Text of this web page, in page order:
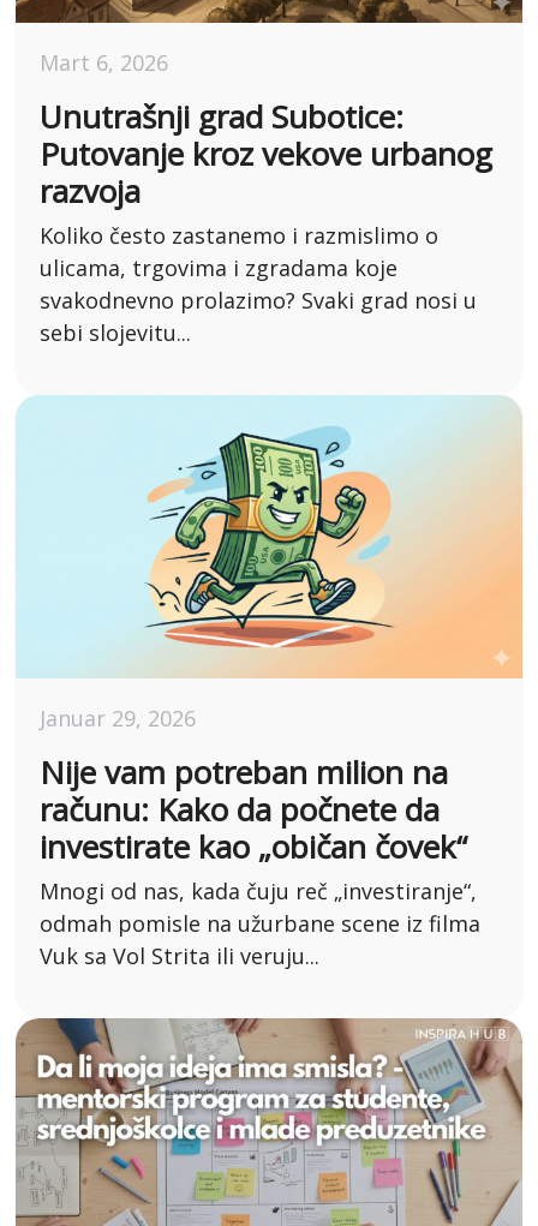
Mart 6, 2026
Unutrašnji grad Subotice:
Putovanje kroz vekove urbanog
razvoja
Koliko često zastanemo i razmislimo o
ulicama, trgovima i zgradama koje
svakodnevno prolazimo? Svaki grad nosi u
sebi slojevitu...
Januar 29, 2026
Nije vam potreban milion na
računu: Kako da počnete da
investirate kao „običan čovek“
Mnogi od nas, kada čuju reč „investiranje“,
odmah pomisle na užurbane scene iz filma
Vuk sa Vol Strita ili veruju...